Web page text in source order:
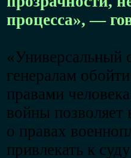
процесса», —
«Универсальный
генералам
правами
войны позволяет
о правах
привлекать к